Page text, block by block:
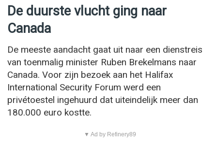
De duurste vlucht ging naar
Canada
De meeste aandacht gaat uit naar een dienstreis
van toenmalig minister Ruben Brekelmans naar
Canada. Voor zijn bezoek aan het Halifax
International Security Forum werd een
privétoestel ingehuurd dat uiteindelijk meer dan
180.000 euro kostte.
▼ Ad by Refinery89